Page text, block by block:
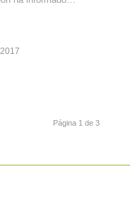
Página 1 de 3